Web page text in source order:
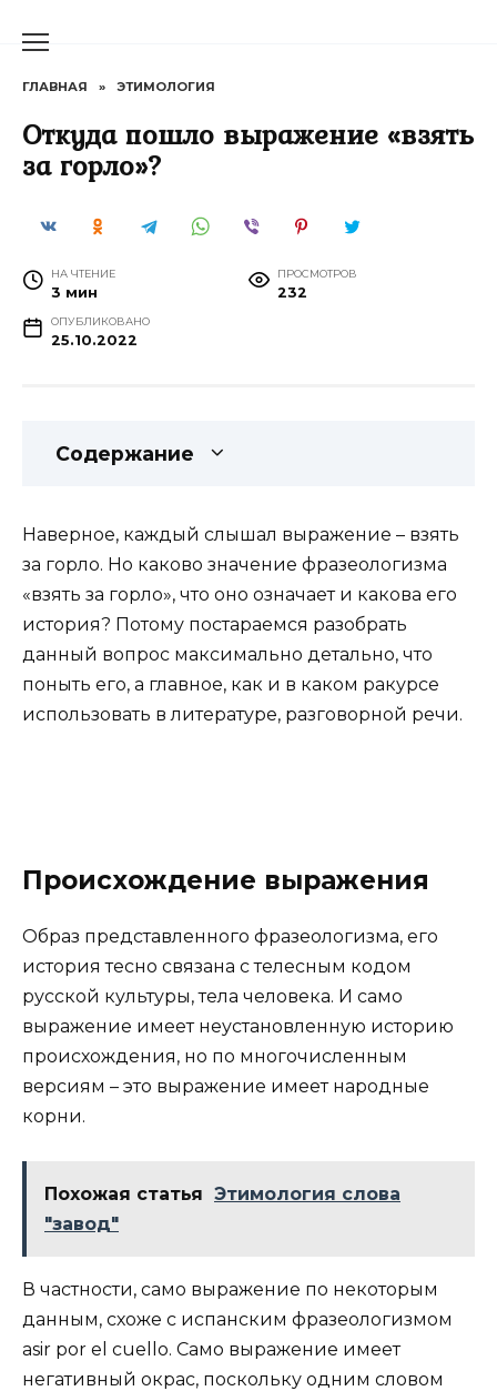
ГЛАВНАЯ » ЭТИМОЛОГИЯ
Откуда пошло выражение «взять
за горло»?
НА ЧТЕНИЕ
3 мин
ПРОСМОТРОВ
232
ОПУБЛИКОВАНО
25.10.2022
Содержание
Наверное, каждый слышал выражение – взять
за горло. Но каково значение фразеологизма
«взять за горло», что оно означает и какова его
история? Потому постараемся разобрать
данный вопрос максимально детально, что
поныть его, а главное, как и в каком ракурсе
использовать в литературе, разговорной речи.
Происхождение выражения
Образ представленного фразеологизма, его
история тесно связана с телесным кодом
русской культуры, тела человека. И само
выражение имеет неустановленную историю
происхождения, но по многочисленным
версиям – это выражение имеет народные
корни.
Похожая статья Этимология слова
"завод"
В частности, само выражение по некоторым
данным, схоже с испанским фразеологизмом
asir por el cuello. Само выражение имеет
негативный окрас, поскольку одним словом